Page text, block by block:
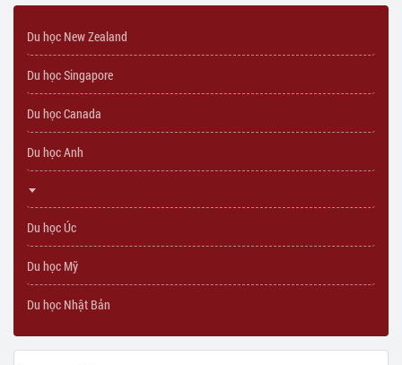
Du học New Zealand
Du học Singapore
Du học Canada
Du học Anh
Du học Úc
Du học Mỹ
Du học Nhật Bản